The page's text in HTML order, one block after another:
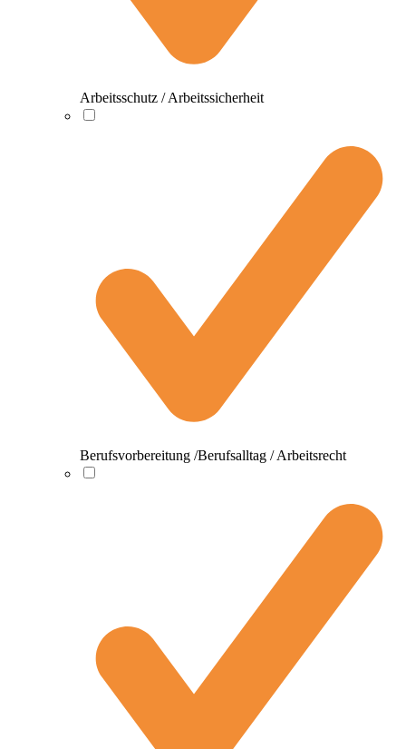
Arbeitsschutz / Arbeitssicherheit
Berufsvorbereitung /Berufsalltag / Arbeitsrecht